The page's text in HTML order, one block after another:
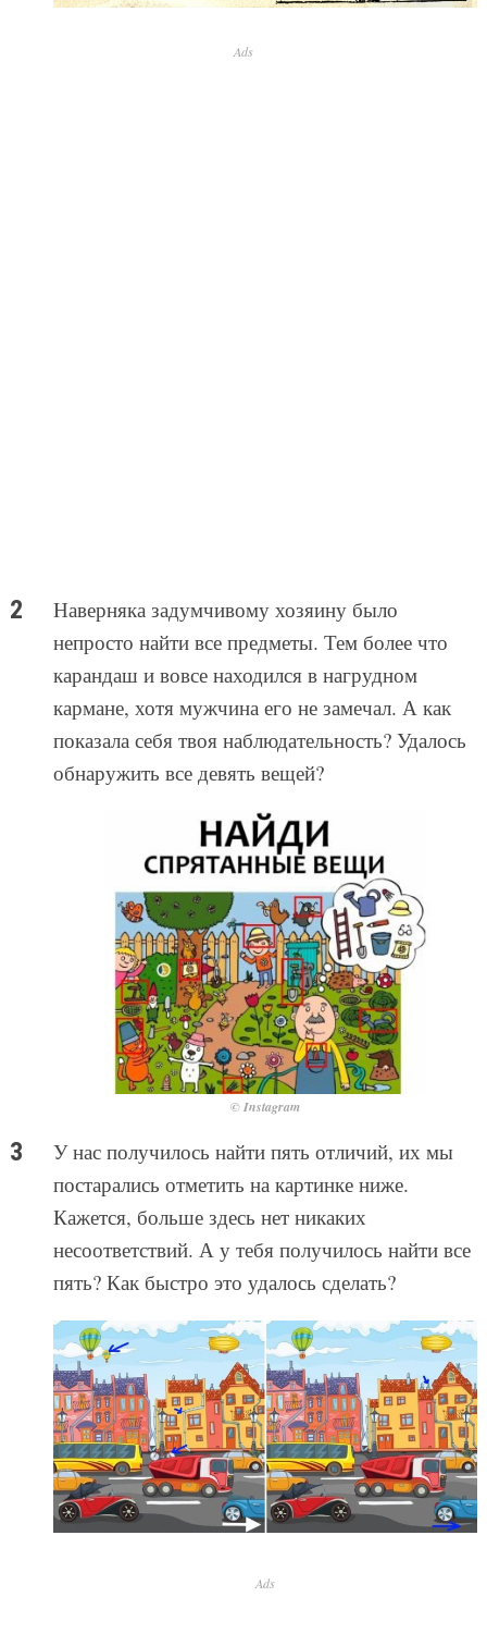
Ads
Наверняка задумчивому хозяину было
непросто найти все предметы. Тем более что
карандаш и вовсе находился в нагрудном
кармане, хотя мужчина его не замечал. А как
показала себя твоя наблюдательность? Удалось
обнаружить все девять вещей?
© Instagram
У нас получилось найти пять отличий, их мы
постарались отметить на картинке ниже.
Кажется, больше здесь нет никаких
несоответствий. А у тебя получилось найти все
пять? Как быстро это удалось сделать?
Ads